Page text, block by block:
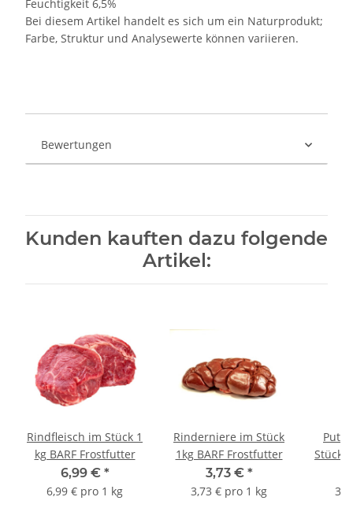
Feuchtigkeit 6,5%
Bei diesem Artikel handelt es sich um ein Naturprodukt;
Farbe, Struktur und Analysewerte können variieren.
Bewertungen
Kunden kauften dazu folgende
Artikel:
Rindfleisch im Stück 1
kg BARF Frostfutter
6,99 € *
6,99 € pro 1 kg
Rinderniere im Stück
1kg BARF Frostfutter
3,73 € *
3,73 € pro 1 kg
Stück